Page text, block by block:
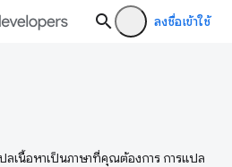
ลงชื่อเข้าใช้
ลเนื้อหาเป็นภาษาที่คุณต้องการ การแปล